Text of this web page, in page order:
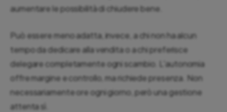
aumentare le possibilità di chiudere bene.
Può essere meno adatta, invece, a chi non ha alcun
tempo da dedicare alla vendita o a chi preferisce
delegare completamente ogni scambio. L'autonomia
offre margine e controllo, ma richiede presenza. Non
necessariamente ore ogni giorno, però una gestione
attenta sì.